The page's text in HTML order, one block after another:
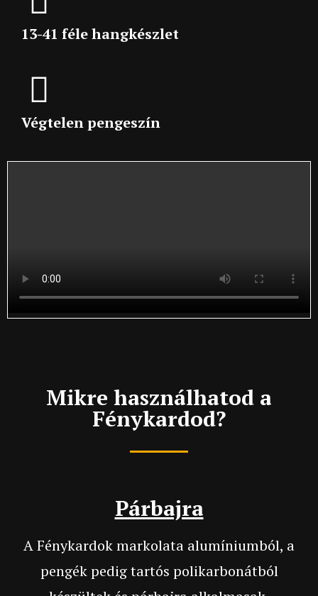
13-41 féle hangkészlet
Végtelen pengeszín
Mikre használhatod a
Fénykardod?
Párbajra
A Fénykardok markolata alumíniumból, a
pengék pedig tartós polikarbonátból